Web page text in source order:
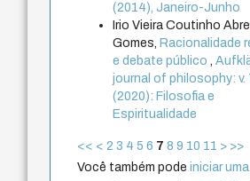
(2014), Janeiro-Junho
Irio Vieira Coutinho
Gomes, Racionalidade
e debate público,
journal of philosophy: v.
(2020): Filosofia e
Espiritualidade
<< < 2 3 4 5 6 7 8 9 10 11 > >>
Você também podeiniciar uma